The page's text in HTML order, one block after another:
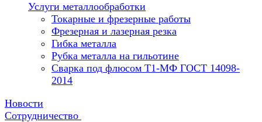
Услуги металлообработки
Токарные и фрезерные работы
Фрезерная и лазерная резка
Гибка металла
Рубка металла на гильотине
Сварка под флюсом Т1-МФ ГОСТ 14098-
2014
Новости
Сотрудничество